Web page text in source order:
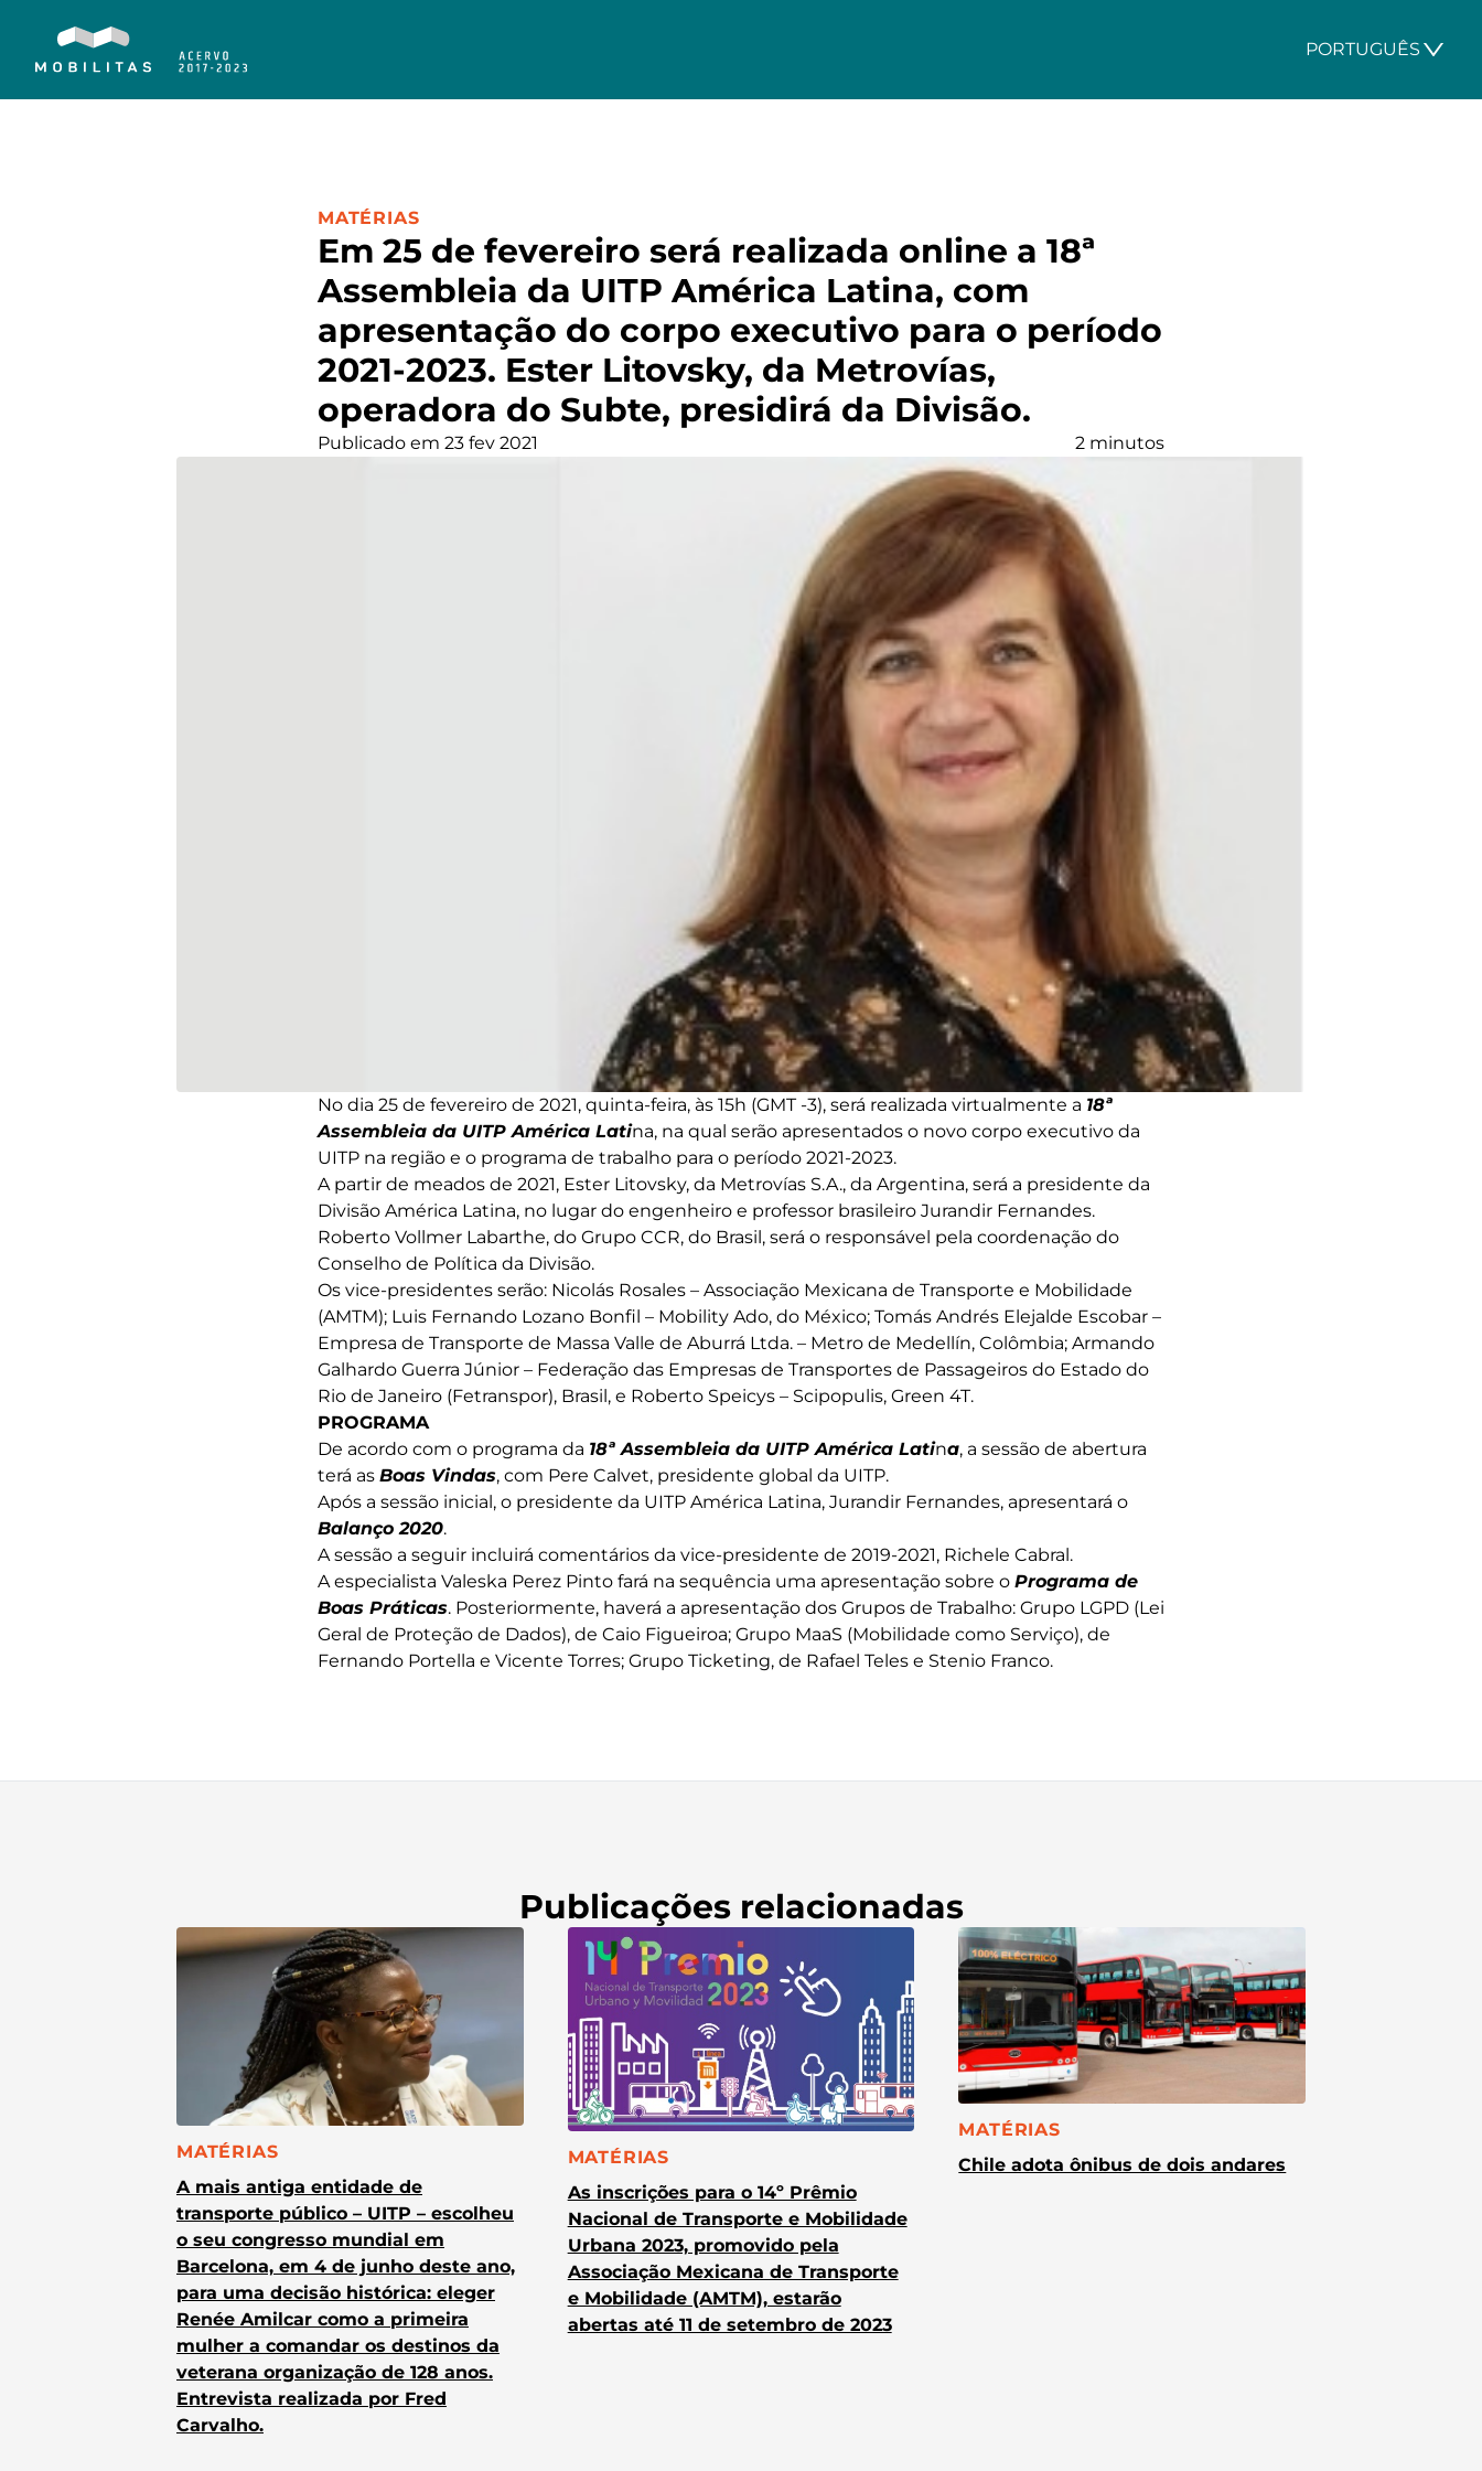
PORTUGUÊS
Em 25 de fevereiro será realizada online a 18ª
Assembleia da UITP América Latina, com
apresentação do corpo executivo para o período
2021-2023. Ester Litovsky, da Metrovías,
operadora do Subte, presidirá da Divisão.
CATEGORIA:
MATÉRIAS
Publicado em 23 fev 2021 2 minutos
No dia 25 de fevereiro de 2021, quinta-feira, às 15h (GMT -3), será realizada virtualmente a 18ª
Assembleia da UITP América Latina, na qual serão apresentados o novo corpo executivo da
UITP na região e o programa de trabalho para o período 2021-2023.
A partir de meados de 2021, Ester Litovsky, da Metrovías S.A., da Argentina, será a presidente da
Divisão América Latina, no lugar do engenheiro e professor brasileiro Jurandir Fernandes.
Roberto Vollmer Labarthe, do Grupo CCR, do Brasil, será o responsável pela coordenação do
Conselho de Política da Divisão.
Os vice-presidentes serão: Nicolás Rosales – Associação Mexicana de Transporte e Mobilidade
(AMTM); Luis Fernando Lozano Bonfil – Mobility Ado, do México; Tomás Andrés Elejalde Escobar –
Empresa de Transporte de Massa Valle de Aburrá Ltda. – Metro de Medellín, Colômbia; Armando
Galhardo Guerra Júnior – Federação das Empresas de Transportes de Passageiros do Estado do
Rio de Janeiro (Fetranspor), Brasil, e Roberto Speicys – Scipopulis, Green 4T.
PROGRAMA
De acordo com o programa da 18ª Assembleia da UITP América Latina, a sessão de abertura
terá as Boas Vindas, com Pere Calvet, presidente global da UITP.
Após a sessão inicial, o presidente da UITP América Latina, Jurandir Fernandes, apresentará o
Balanço 2020.
A sessão a seguir incluirá comentários da vice-presidente de 2019-2021, Richele Cabral.
A especialista Valeska Perez Pinto fará na sequência uma apresentação sobre o Programa de
Boas Práticas. Posteriormente, haverá a apresentação dos Grupos de Trabalho: Grupo LGPD (Lei
Geral de Proteção de Dados), de Caio Figueiroa; Grupo MaaS (Mobilidade como Serviço), de
Fernando Portella e Vicente Torres; Grupo Ticketing, de Rafael Teles e Stenio Franco.
Publicações relacionadas
CATEGORIA:
MATÉRIAS
A mais antiga entidade de
transporte público – UITP – escolheu
o seu congresso mundial em
Barcelona, em 4 de junho deste ano,
para uma decisão histórica: eleger
Renée Amilcar como a primeira
mulher a comandar os destinos da
veterana organização de 128 anos.
Entrevista realizada por Fred
Carvalho.
CATEGORIA:
MATÉRIAS
As inscrições para o 14º Prêmio
Nacional de Transporte e Mobilidade
Urbana 2023, promovido pela
Associação Mexicana de Transporte
e Mobilidade (AMTM), estarão
abertas até 11 de setembro de 2023
CATEGORIA:
MATÉRIAS
Chile adota ônibus de dois andares